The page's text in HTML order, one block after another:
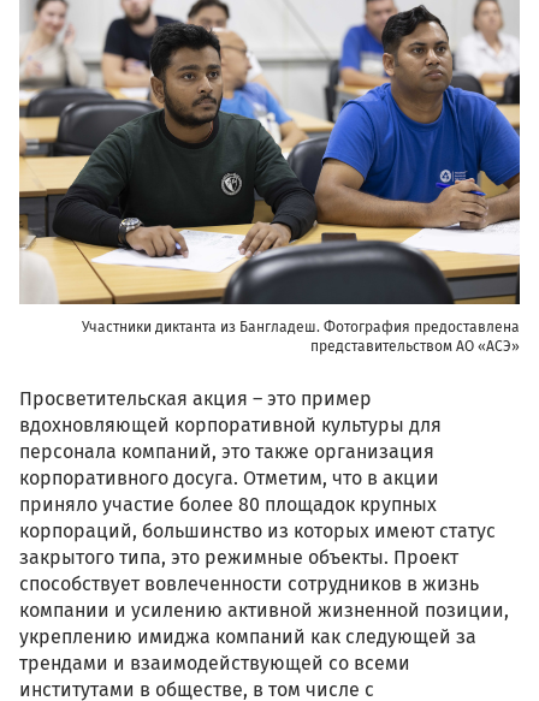
_95a1110.jpg
Участники диктанта из Бангладеш. Фотография предоставлена
представительством АО «АСЭ»
Просветительская акция – это пример
вдохновляющей корпоративной культуры для
персонала компаний, это также организация
корпоративного досуга. Отметим, что в акции
приняло участие более 80 площадок крупных
корпораций, большинство из которых имеют статус
закрытого типа, это режимные объекты. Проект
способствует вовлеченности сотрудников в жизнь
компании и усилению активной жизненной позиции,
укреплению имиджа компаний как следующей за
трендами и взаимодействующей со всеми
институтами в обществе, в том числе с